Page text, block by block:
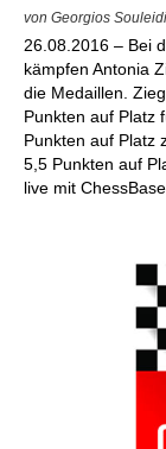
von Georgios
26.08.2016 – Bei
kämpfen Antonia
die Medaillen.
Punkten auf Platz
Punkten auf Platz
5,5 Punkten auf
live mit